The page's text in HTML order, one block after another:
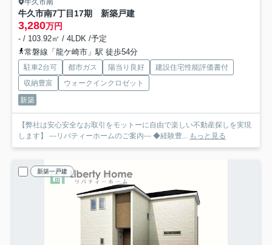
牛久市南
牛久市南7丁目17期 新築戸建
3,280万円
- / 103.92㎡ / 4LDK /予定
常磐線「龍ケ崎市」駅 徒歩54分
駐車2台可 都市ガス 陽当り良好
建設住宅性能評価書付
収納豊富
ウォークインクロゼット
新築
【弊社は安心安全なお取引をモットーに自由で楽しい不動産探しを実現
します】 ---リバティーホームのご案内--- ◆経験豊... もっと見る
新築一戸建